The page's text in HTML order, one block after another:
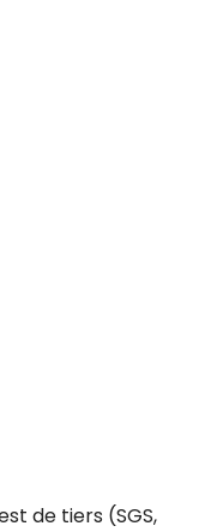
de tiers (SGS,